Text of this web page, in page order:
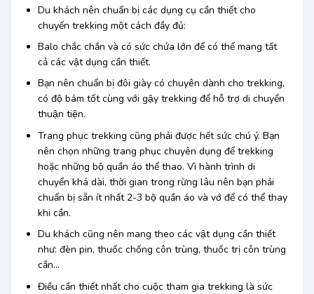
Du khách nên chuẩn bị các dụng cụ cần thiết cho
chuyến trekking một cách đầy đủ:
Balo chắc chắn và có sức chứa lớn để có thể mang tất
cả các vật dụng cần thiết.
Bạn nên chuẩn bị đôi giày có chuyên dành cho trekking,
có độ bám tốt cùng với gậy trekking để hỗ trợ di chuyển
thuận tiện.
Trang phục trekking cũng phải được hết sức chú ý. Bạn
nên chọn những trang phục chuyên dụng để trekking
hoặc những bộ quần áo thể thao. Vì hành trình di
chuyển khá dài, thời gian trong rừng lâu nên bạn phải
chuẩn bị sẵn ít nhất 2-3 bộ quần áo và vớ để có thể thay
khi cần.
Du khách cũng nên mang theo các vật dụng cần thiết
như: đèn pin, thuốc chống côn trùng, thuốc trị côn trùng
cắn…
Điều cần thiết nhất cho cuộc tham gia trekking là sức